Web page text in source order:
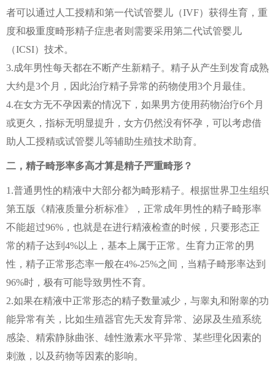
者可以通过人工授精和第一代试管婴儿（IVF）获得生育，重
度和极重度畸形精子症患者则需要采用第二代试管婴儿
（ICSI）技术。
3.成年男性每天都在不断产生新精子。精子从产生到发育成熟
大约是3个月，因此治疗精子异常的药物使用3个月最佳。
4.在女方无不孕因素的情况下，如果男方使用药物治疗6个月
或更久，指标无明显提升，女方仍然没有怀孕，可以考虑借
助人工授精或试管婴儿等辅助生殖技术助育。
二，精子畸形率多高才算是精子严重畸形？
1.普通男性的精液中大部分都为畸形精子。根据世界卫生组织
第五版《精液质量分析标准》，正常成年男性的精子畸形率
不能超过96%，也就是在进行精液检查的时候，只要形态正
常的精子达到4%以上，基本上属于正常。生育力正常的男
性，精子正常形态率一般在4%-25%之间，当精子畸形率达到
96%时，极有可能导致男性不育。
2.如果在精液中正常形态的精子数量减少，与睾丸和附睾的功
能异常有关，比如生殖器官先天发育异常、泌尿及生殖系统
感染、精索静脉曲张、雄性激素水平异常、某些理化因素的
刺激，以及药物等因素的影响。